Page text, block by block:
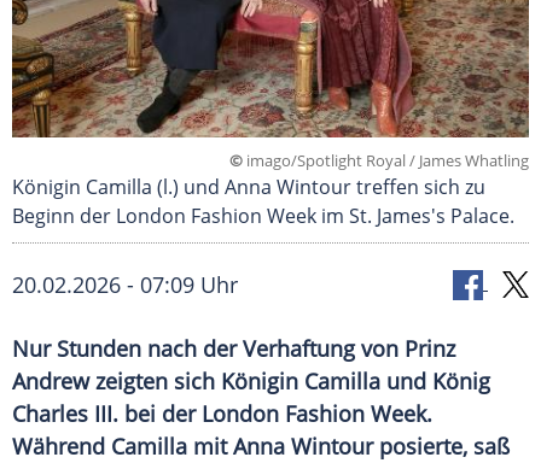
© imago/Spotlight Royal / James Whatling
Königin Camilla (l.) und Anna Wintour treffen sich zu
Beginn der London Fashion Week im St. James's Palace.
20.02.2026 - 07:09 Uhr
Nur Stunden nach der Verhaftung von Prinz
Andrew zeigten sich Königin Camilla und König
Charles III. bei der London Fashion Week.
Während Camilla mit Anna Wintour posierte, saß